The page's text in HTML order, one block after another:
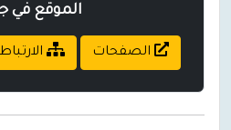
الموقع في
الصفحات الارتباط